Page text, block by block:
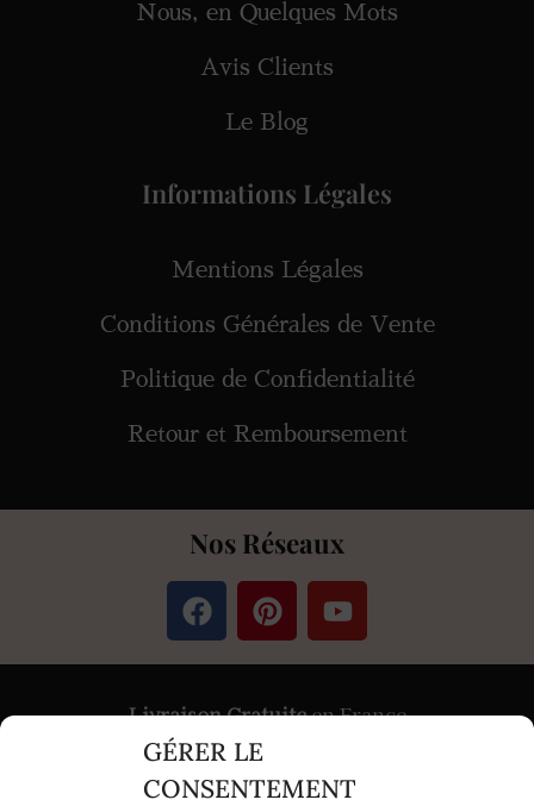
GÉRER LE
CONSENTEMENT
Nous, en Quelques Mots
Avis Clients
Le Blog
Informations Légales
Mentions Légales
Conditions Générales de Vente
Politique de Confidentialité
Retour et Remboursement
Nos Réseaux
Livraison Gratuiteen France
PaiementSécurisépar Stripe &